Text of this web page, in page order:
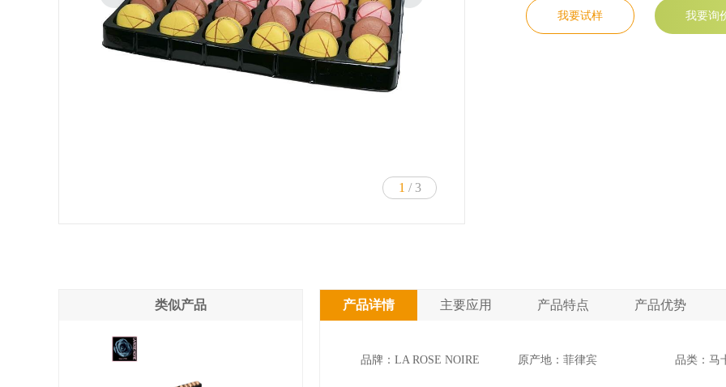
1 / 3
我要试样 我要询
类似产品 产品详情 主要应用 产品特点 产品优势
品牌：LA ROSE NOIRE 原产地：菲律宾 品类：马